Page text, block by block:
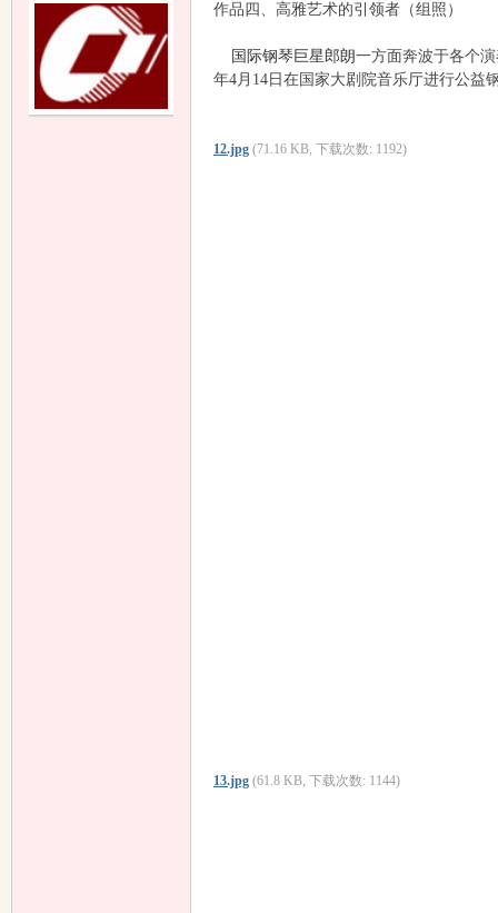
作品四、高雅艺术的引领者（组照）
国际钢琴巨星郎朗一方面奔波于各个
年4月14日在国家大剧院音乐厅进行公益
12.jpg (71.16 KB, 下载次数: 1192)
13.jpg (61.8 KB, 下载次数: 1144)